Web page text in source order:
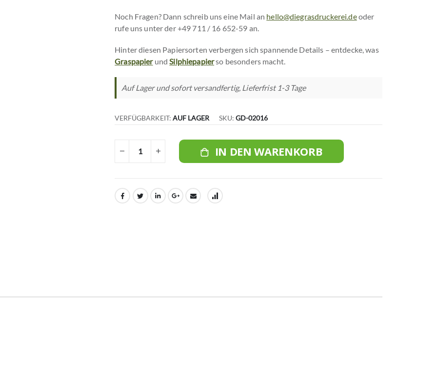
Noch Fragen? Dann schreib uns eine Mail an hello@diegrasdruckerei.deoder
rufe uns unter der +49 711 / 16 652-59 an.
Hinter diesen Papiersorten verbergen sich spannende Details – entdecke, was
GraspapierundSilphiepapierso besonders macht.
Auf Lager und sofort versandfertig, Lieferfrist 1-3 Tage
VERFÜGBARKEIT: AUF LAGER SKU GD-02016
IN DEN WARENKORB